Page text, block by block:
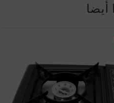
أيضا